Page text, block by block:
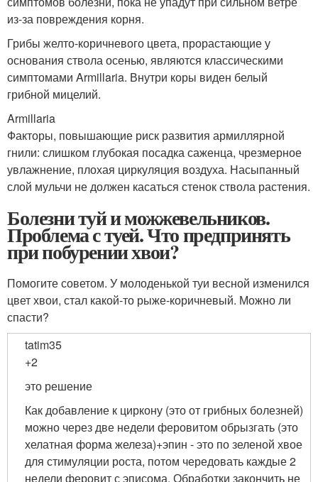
из-за повреждения корня.
Грибы желто-коричневого цвета, прорастающие у
основания ствола осенью, являются классическими
симптомами Armillaria. Внутри коры виден белый
грибной мицелий.
Armillaria
Факторы, повышающие риск развития армиллярной
гнили: слишком глубокая посадка саженца, чрезмерное
увлажнение, плохая циркуляция воздуха. Насыпанный
слой мульчи не должен касаться стенок ствола растения.
Болезни туй и можжевельников.
Проблема с туей. Что предпринять
при побурении хвои?
Помогите советом. У молоденькой туи весной изменился
цвет хвои, стал какой-то рыже-коричневый. Можно ли
спасти?
tatim35
+2
это решение
Как добавление к циркону (это от грибных болезней)
можно через две недели феровитом обрызгать (это
хелатная форма железа)+эпин - это по зеленой хвое
для стимуляции роста, потом чередовать каждые 2
недели феровит с эписома. Обработки закончить не